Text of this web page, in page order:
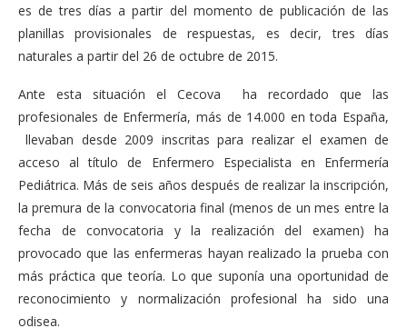
es de tres días a partir del momento de publicación de las
planillas provisionales de respuestas, es decir, tres días
naturales a partir del 26 de octubre de 2015.
Ante esta situación el Cecova ha recordado que las
profesionales de Enfermería, más de 14.000 en toda España,
llevaban desde 2009 inscritas para realizar el examen de
acceso al título de Enfermero Especialista en Enfermería
Pediátrica. Más de seis años después de realizar la inscripción,
la premura de la convocatoria final (menos de un mes entre la
fecha de convocatoria y la realización del examen) ha
provocado que las enfermeras hayan realizado la prueba con
más práctica que teoría. Lo que suponía una oportunidad de
reconocimiento y normalización profesional ha sido una
odisea.